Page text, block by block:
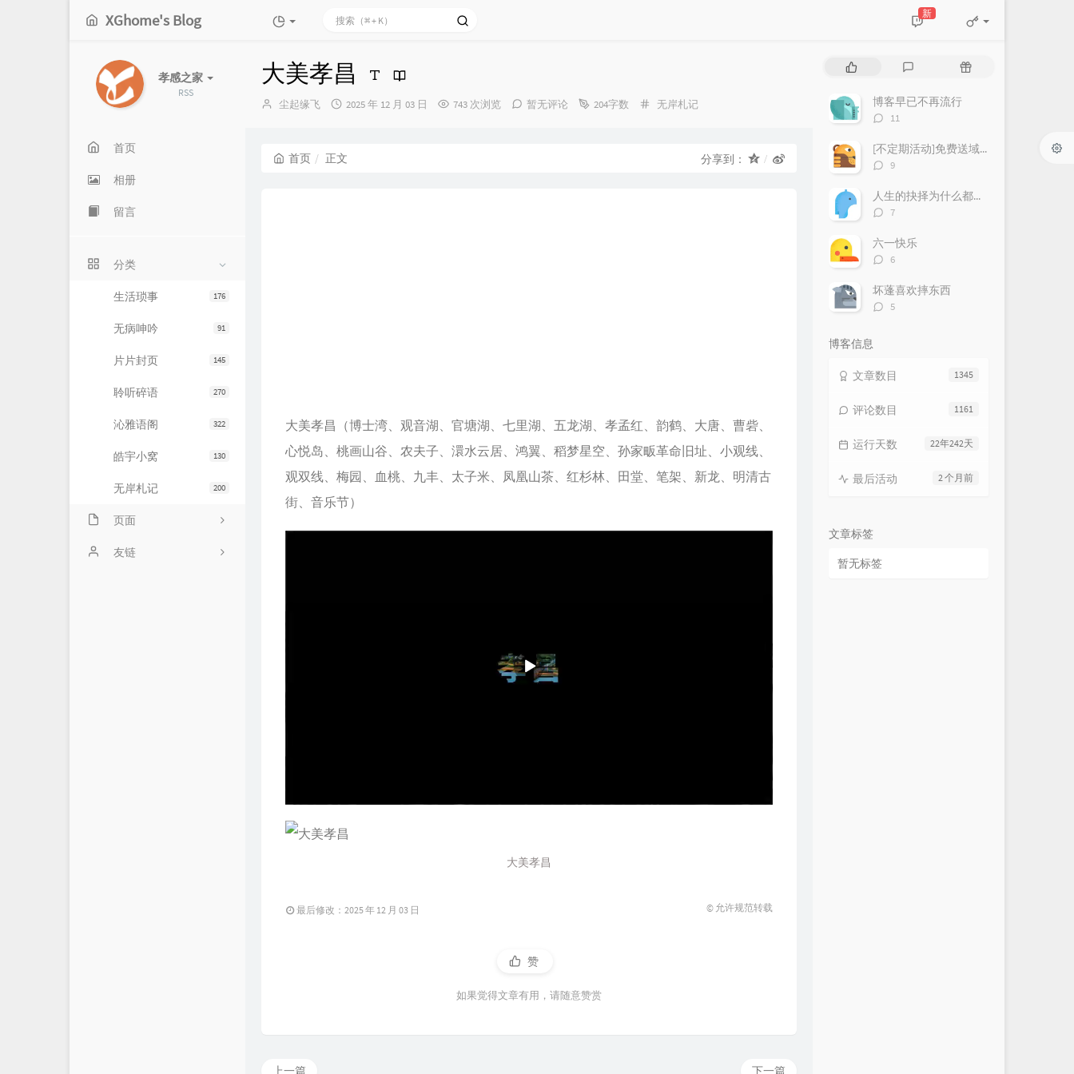
XGhome's Blog 新
孝感之家
RSS
首页
相册
留言
分类
176
生活琐事
91
无病呻吟
145
片片封页
270
聆听碎语
322
沁雅语阁
130
皓宇小窝
200
无岸札记
页面
友情链接
友链
大美孝昌
博
尘起缘飞
发
2025 年 12 月 03 日 743 次浏览 暂无评论 204字数
分
无岸札记
首页 正文 分享到：
大美孝昌（博士湾、观音湖、官塘湖、七里湖、五龙湖、孝孟红、韵鹤、大唐、曹砦、
心悦岛、桃画山谷、农夫子、澴水云居、鸿翼、稻梦星空、孙家畈革命旧址、小观线、
观双线、梅园、血桃、九丰、太子米、凤凰山茶、红杉林、田堂、笔架、新龙、明清古
街、音乐节）
大美孝昌
最后修改：2025 年 12 月 03 日 © 允许规范转载
赞
如果觉得文章有用，请随意赞赏
下一篇
上一篇
章
评
随
博客早已不再流行
评
数：
11
[不定期活动]免费送域名或空间
评
数：
9
人生的抉择为什么都这么让人无奈？
评
数：
7
六一快乐
评
数：
6
坏蓬喜欢摔东西
评
5
博客信息
1345
文章数目
1161
评论数目
22年242天
运行天数
2 个月前
最后活动
文章标签
暂无标签